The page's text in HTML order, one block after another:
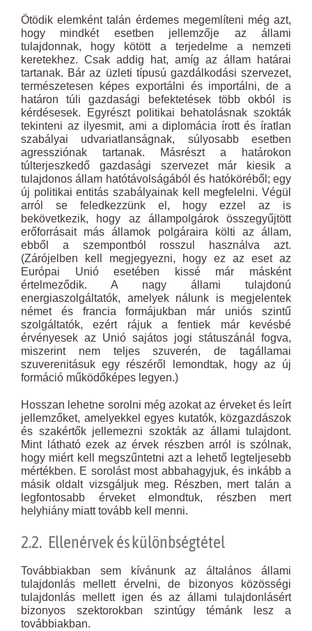
Ötödik elemként talán érdemes megemlíteni még azt,
hogy mindkét esetben jellemzője az állami
tulajdonnak, hogy kötött a terjedelme a nemzeti
keretekhez. Csak addig hat, amíg az állam határai
tartanak. Bár az üzleti típusú gazdálkodási szervezet,
természetesen képes exportálni és importálni, de a
határon túli gazdasági befektetések több okból is
kérdésesek. Egyrészt politikai behatolásnak szokták
tekinteni az ilyesmit, ami a diplomácia írott és íratlan
szabályai udvariatlanságnak, súlyosabb esetben
agressziónak tartanak. Másrészt a határokon
túlterjeszkedő gazdasági szervezet már kiesik a
tulajdonos állam hatótávolságából és hatóköréből; egy
új politikai entitás szabályainak kell megfelelni. Végül
arról se feledkezzünk el, hogy ezzel az is
bekövetkezik, hogy az állampolgárok összegyűjtött
erőforrásait más államok polgáraira költi az állam,
ebből a szempontból rosszul használva azt.
(Zárójelben kell megjegyezni, hogy ez az eset az
Európai Unió esetében kissé már másként
értelmeződik. A nagy állami tulajdonú
energiaszolgáltatók, amelyek nálunk is megjelentek
német és francia formájukban már uniós szintű
szolgáltatók, ezért rájuk a fentiek már kevésbé
érvényesek az Unió sajátos jogi státuszánál fogva,
miszerint nem teljes szuverén, de tagállamai
szuverenitásuk egy részéről lemondtak, hogy az új
formáció működőképes legyen.)
Hosszan lehetne sorolni még azokat az érveket és leírt
jellemzőket, amelyekkel egyes kutatók, közgazdászok
és szakértők jellemezni szokták az állami tulajdont.
Mint látható ezek az érvek részben arról is szólnak,
hogy miért kell megszűntetni azt a lehető legteljesebb
mértékben. E sorolást most abbahagyjuk, és inkább a
másik oldalt vizsgáljuk meg. Részben, mert talán a
legfontosabb érveket elmondtuk, részben mert
helyhiány miatt tovább kell menni.
2.2. Ellenérvek és különbségtétel
Továbbiakban sem kívánunk az általános állami
tulajdonlás mellett érvelni, de bizonyos közösségi
tulajdonlás mellett igen és az állami tulajdonlásért
bizonyos szektorokban szintúgy témánk lesz a
továbbiakban.